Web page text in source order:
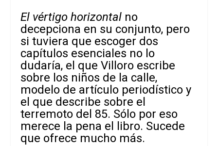
El vértigo horizontal no
decepciona en su conjunto, pero
si tuviera que escoger dos
capítulos esenciales no lo
dudaría, el que Villoro escribe
sobre los niños de la calle,
modelo de artículo periodístico y
el que describe sobre el
terremoto del 85. Sólo por eso
merece la pena el libro. Sucede
que ofrece mucho más.